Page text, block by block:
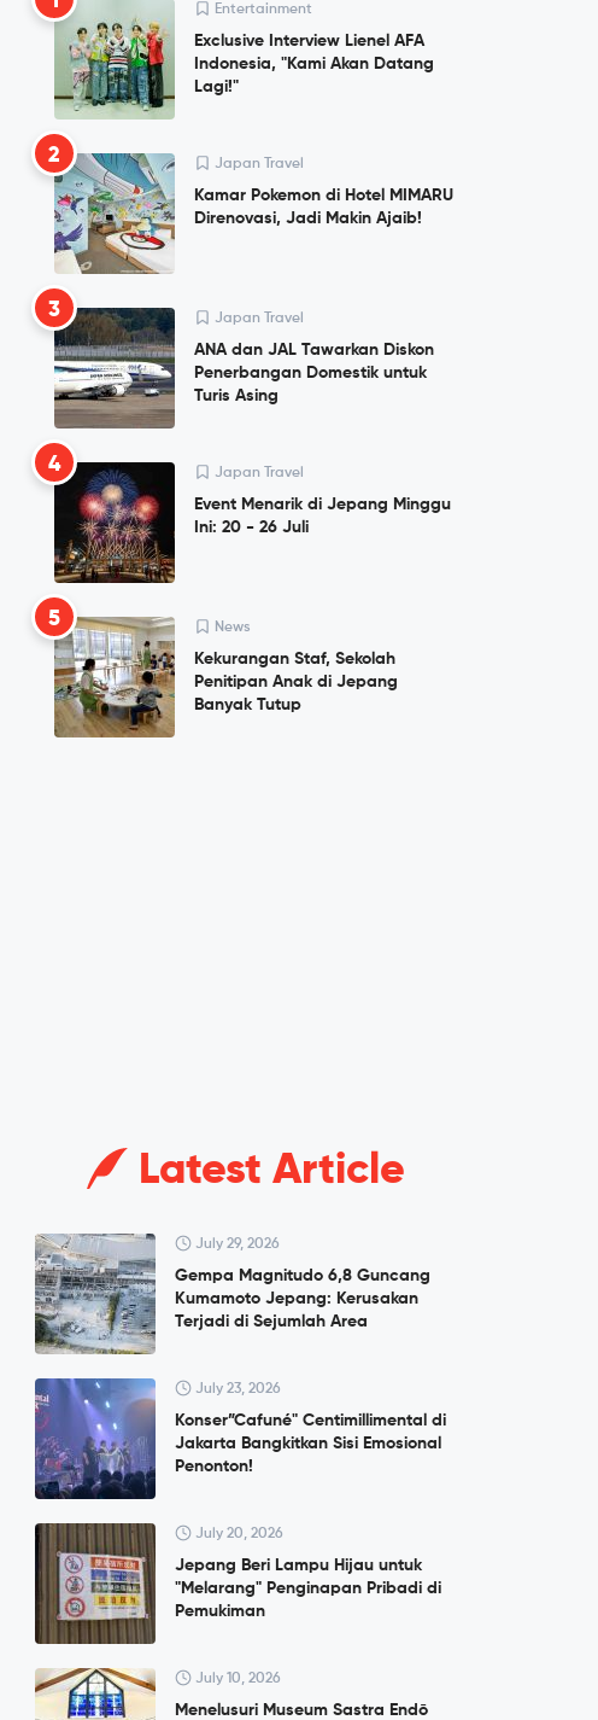
Entertainment
Exclusive Interview Lienel AFA
Indonesia, "Kami Akan Datang
Lagi!"
2 Japan Travel
Kamar Pokemon di Hotel MIMARU
Direnovasi, Jadi Makin Ajaib!
3 Japan Travel
ANA dan JAL Tawarkan Diskon
Penerbangan Domestik untuk
Turis Asing
4 Japan Travel
Event Menarik di Jepang Minggu
Ini: 20 - 26 Juli
5 News
Kekurangan Staf, Sekolah
Penitipan Anak di Jepang
Banyak Tutup
Latest Article
July 29, 2026
Gempa Magnitudo 6,8 Guncang
Kumamoto Jepang: Kerusakan
Terjadi di Sejumlah Area
July 23, 2026
Konser”Cafuné" Centimillimental di
Jakarta Bangkitkan Sisi Emosional
Penonton!
July 20, 2026
Jepang Beri Lampu Hijau untuk
"Melarang" Penginapan Pribadi di
Pemukiman
July 10, 2026
Menelusuri Museum Sastra Endō